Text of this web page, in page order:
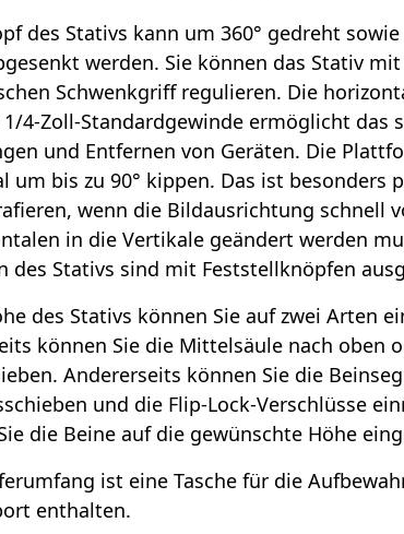
des Stativs kann um 360° gedreht
werden. Sie können das Stativ
Schwenkgriff regulieren. Die
4-Zoll-Standardgewinde ermöglicht das
und Entfernen von Geräten. Die
um bis zu 90° kippen. Das ist besonders
wenn die Bildausrichtung schnell
in die Vertikale geändert werden
des Stativs sind mit Feststellknöpfen
des Stativs können Sie auf zwei Arten
können Sie die Mittelsäule nach oben
Andererseits können Sie die
und die Flip-Lock-Verschlüsse
die Beine auf die gewünschte Höhe
ist eine Tasche für die
enthalten.